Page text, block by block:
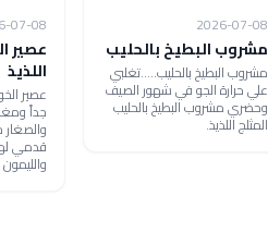
2026-07-08
مشروب البطيخ بالحليب
مشروب البطيخ بالحليب.....تغلبي
علي حرارة الجو في شهور الصيف
وحضري مشروب البطيخ بالحليب
المثلج اللذيذ.
07-08
عصير
اللذيذ
عصير
جداً
والصغار
قدمي
والليمون